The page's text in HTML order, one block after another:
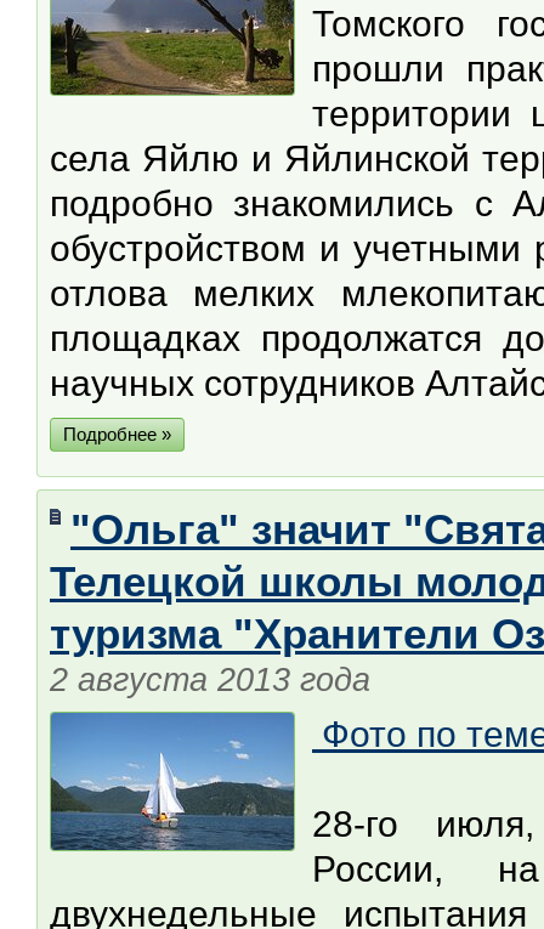
Томского
прошли
территории
села Яйлю и Яйлинской
подробно знакомились с
обустройством и
отлова мелких
площадках продолжатся
научных сотрудников
Подробнее »
"Ольга" значит
Телецкой школы
туризма "Хранители
2 августа 2013 года
Фото по
28-го
России,
двухнедельные